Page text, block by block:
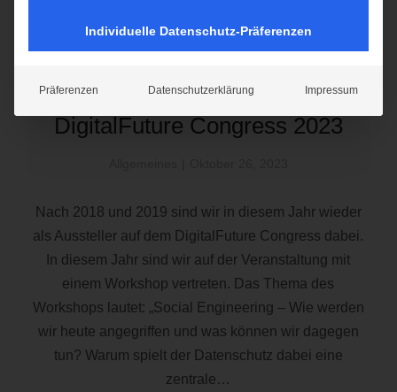
DigitalFuture Congress 2023
Nach 2018 und 2019 sind wir in diesem Jahr wieder
als Aussteller auf dem DigitalFuture Congress dabei.
In diesem Jahr sind wir auf der Veranstaltung mit
einem Workshop vertreten. Das Thema des
Workshops lautet: „Social Engineering – Wie werden
wir heute angegriffen und was können wir dagegen
tun? Warum spielt der Datenschutz dabei eine
zentrale…
Individuelle Datenschutz-Präferenzen
Präferenzen Datenschutzerklärung Impressum